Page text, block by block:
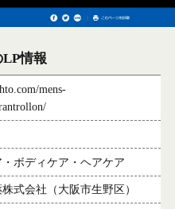
情報
mens-
・ボディケア・ヘアケア
式会社（大阪市生野区）